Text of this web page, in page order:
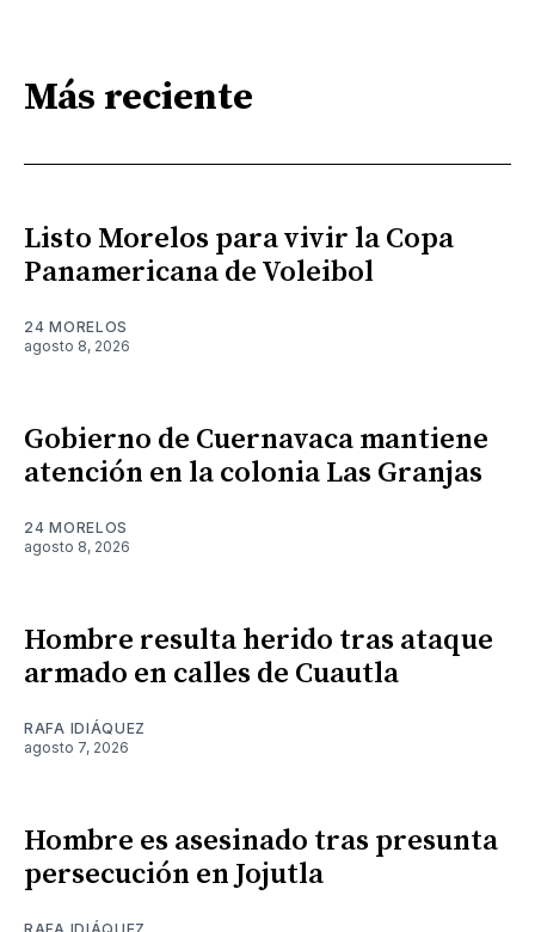
Más reciente
Listo Morelos para vivir la Copa
Panamericana de Voleibol
24 MORELOS
agosto 8, 2026
Gobierno de Cuernavaca mantiene
atención en la colonia Las Granjas
24 MORELOS
agosto 8, 2026
Hombre resulta herido tras ataque
armado en calles de Cuautla
RAFA IDIÁQUEZ
agosto 7, 2026
Hombre es asesinado tras presunta
persecución en Jojutla